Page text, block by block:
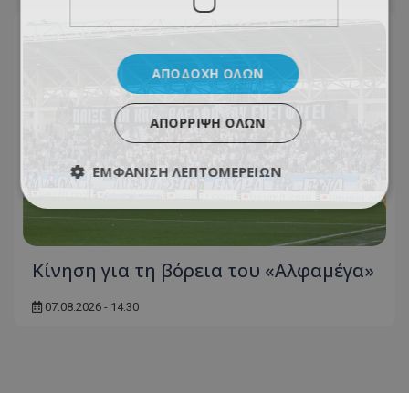
Κίνηση για τη βόρεια του «Αλφαμέγα»
07.08.2026 - 14:30
ΑΠΟΔΟΧΉ ΌΛΩΝ
ΑΠΌΡΡΙΨΗ ΌΛΩΝ
ΕΜΦΆΝΙΣΗ ΛΕΠΤΟΜΕΡΕΙΏΝ